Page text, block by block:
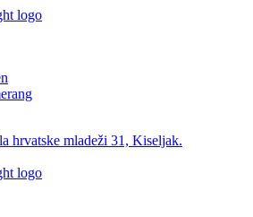
hrvatske mladeži 31, Kiseljak.